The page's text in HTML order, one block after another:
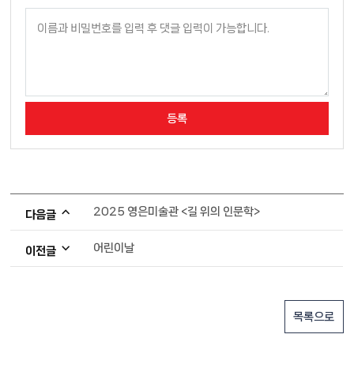
다음글 2025 영은미술관 <길 위의 인문학>
이전글 어린이날
목록으로